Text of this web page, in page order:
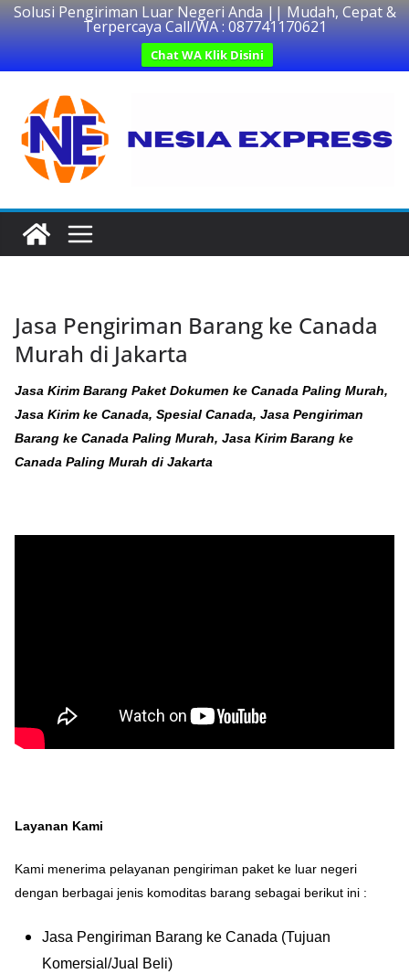
Solusi Pengiriman Luar Negeri Anda || Mudah, Cepat &
Terpercaya Call/WA : 087741170621
Chat WA Klik Disini
content
Jasa Pengiriman Barang ke Canada
Murah di Jakarta
Jasa Kirim Barang Paket Dokumen ke Canada Paling Murah,
Jasa Kirim ke Canada, Spesial Canada, Jasa Pengiriman
Barang ke Canada Paling Murah, Jasa Kirim Barang ke
Canada Paling Murah di Jakarta
Layanan Kami
Kami menerima pelayanan pengiriman paket ke luar negeri
dengan berbagai jenis komoditas barang sebagai berikut ini :
Jasa Pengiriman Barang ke Canada (Tujuan
Komersial/Jual Beli)